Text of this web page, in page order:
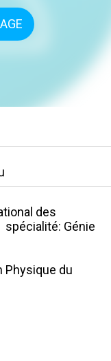
des
spécialité: Génie
Physique du